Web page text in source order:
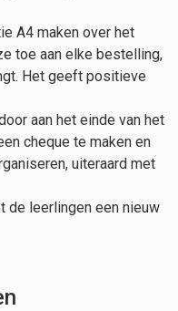
A4 maken over het
toe aan elke bestelling,
Het geeft positieve
aan het einde van het
cheque te maken en
uiteraard met
de leerlingen een nieuw